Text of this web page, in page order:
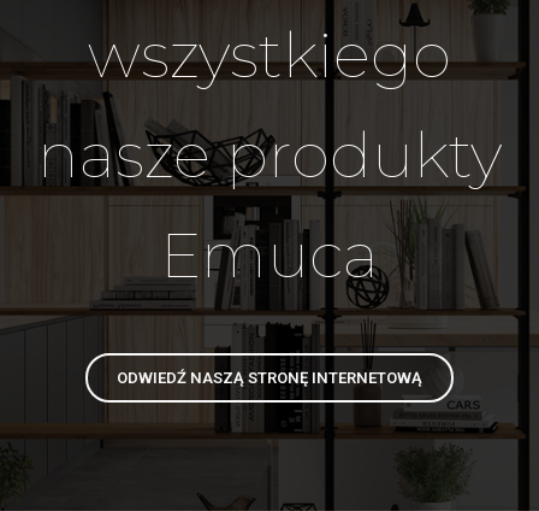
wszystkiego
nasze produkty
Emuca
ODWIEDŹ NASZĄ STRONĘ INTERNETOWĄ